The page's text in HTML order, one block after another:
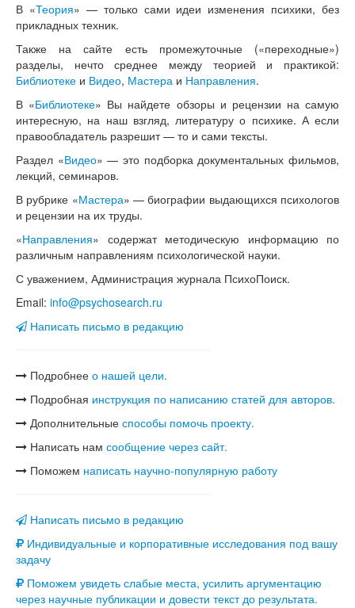
В «Теория» — только сами идеи изменения психики, без
прикладных техник.
Также на сайте есть промежуточные («переходные»)
разделы, нечто среднее между теорией и практикой:
Библиотеке и Видео, Мастера и Направления.
В «Библиотеке» Вы найдете обзоры и рецензии на самую
интересную, на наш взгляд, литературу о психике. А если
правообладатель разрешит — то и сами тексты.
Раздел «Видео» — это подборка документальных фильмов,
лекций, семинаров.
В рубрике «Мастера» — биографии выдающихся психологов
и рецензии на их труды.
«Направления» содержат методическую информацию по
различным направлениям психологической науки.
С уважением, Администрация журнала ПсихоПоиск.
Email: info@psychosearch.ru
Написать письмо в редакцию
Подробнее о нашей цели.
Подробная инструкция по написанию статей для авторов.
Дополнительные способы помочь проекту.
Написать нам сообщение через сайт.
Поможем написать научно-популярную работу
Написать письмо в редакцию
Индивидуальные и корпоративные исследования под вашу
задачу
Поможем увидеть слабые места, усилить аргументацию
через научные публикации и довести текст до результата.